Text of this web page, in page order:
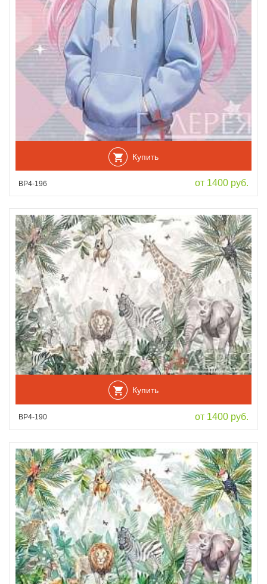
Купить
ВР4-196 от 1400 руб.
Купить
ВР4-190 от 1400 руб.